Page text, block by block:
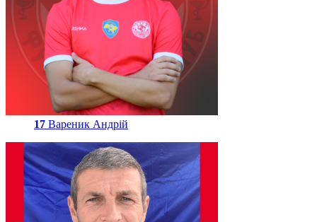
17 Вареник Андрій